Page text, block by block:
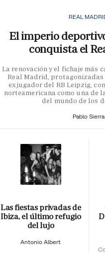
REAL
El imperio
conquista el
La renovación y el fichaje más
Real Madrid,
exjugador del RB Leipzig,
norteamericana como una de
del mundo de los
Pablo Sierra
Las fiestas privadas de
Ibiza, el último refugio
del lujo
Antonio Albert